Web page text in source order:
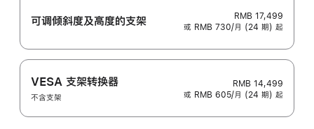
可调倾斜度及高‍度的支‍架
RMB 17,499
或 RMB 730/月 (24 期) 起
VESA 支架转换器
不含支架
RMB 14,499
或 RMB 605/月 (24 期) 起